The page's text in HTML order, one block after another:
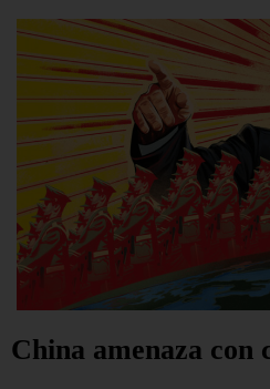
China amenaza con